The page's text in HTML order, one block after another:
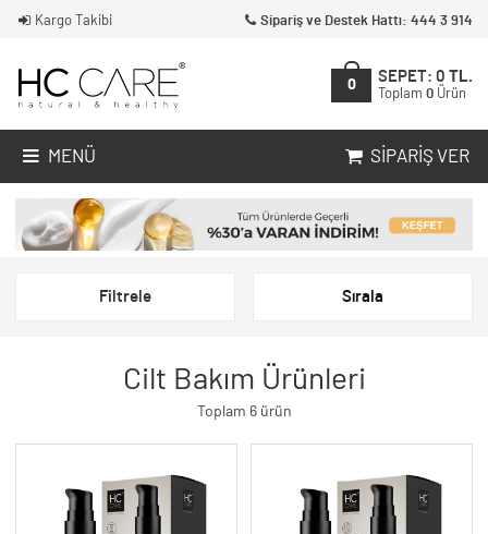
Kargo Takibi Sipariş ve Destek Hattı: 444 3 914
0
SEPET: 0 TL.
Toplam 0 Ürün
MENÜ SIPARIŞ VER
Filtrele Sırala
Cilt Bakım Ürünleri
Toplam 6 ürün